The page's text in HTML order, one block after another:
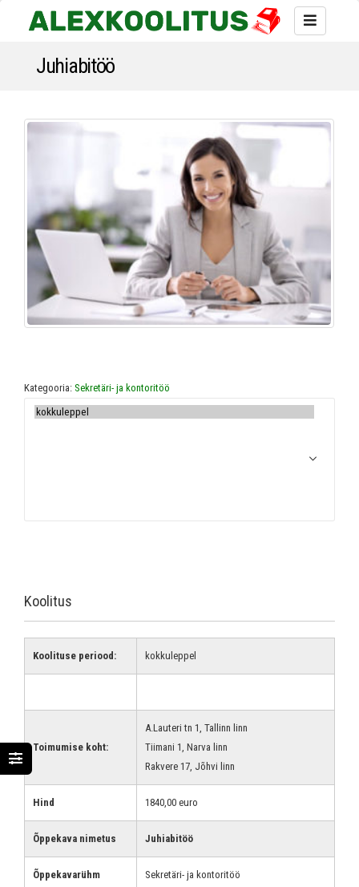
Juhiabitöö
Kategooria: Sekretäri- ja kontoritöö
Koolitus
Koolituse periood: kokkuleppel
Toimumise koht:
A.Lauteri tn 1, Tallinn linn
Tiimani 1, Narva linn
Rakvere 17, Jõhvi linn
Hind 1840,00 euro
Õppekava nimetus Juhiabitöö
Õppekavarühm Sekretäri- ja kontoritöö